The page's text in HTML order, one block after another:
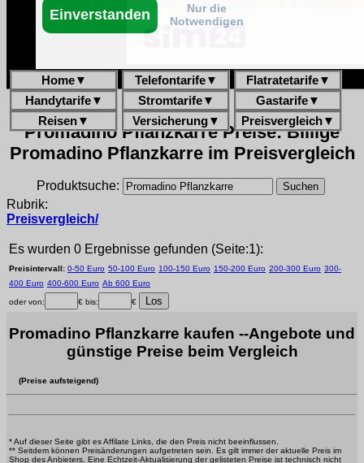
Home▼ Telefontarife▼ Flatratetarife▼
Handytarife▼ Stromtarife▼ Gastarife▼
Reisen▼ Versicherung▼ Preisvergleich▼
Promadino Pflanzkarre Preise: Billige
Promadino Pflanzkarre im Preisvergleich
Produktsuche:
Rubrik:
Preisvergleich/
Es wurden 0 Ergebnisse gefunden (Seite:1):
Preisintervall: 0-50 Euro 50-100 Euro 100-150 Euro 150-200 Euro 200-300 Euro 300-
400 Euro 400-600 Euro Ab 600 Euro
oder von: € bis: €
Promadino Pflanzkarre kaufen --Angebote und
günstige Preise beim Vergleich
(Preise aufsteigend)
* Auf dieser Seite gibt es Affilate Links, die den Preis nicht beeinflussen.
** Seitdem können Preisänderungen aufgetreten sein. Es gilt immer der aktuelle Preis im
Shop des Anbieters. Eine Echtzeit-Aktualisierung der gelisteten Preise ist technisch nicht
Einverstanden
Nur die
Notwendigen